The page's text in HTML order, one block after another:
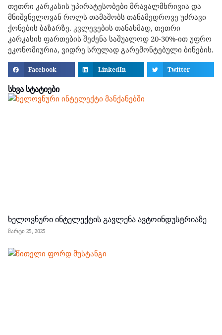
თეთრი კარკასის უპირატესობები მრავალმხრივია და
მნიშვნელოვან როლს თამაშობს თანამედროვე უძრავი
ქონების ბაზარზე. კვლევების თანახმად, თეთრი
კარკასის ფართების შეძენა საშუალოდ 20-30%-ით უფრო
ეკონომიურია, ვიდრე სრულად გარემონტებული ბინების.
Facebook LinkedIn Twitter
სხვა სტატიები
ხელოვნური ინტელექტის გავლენა ავტოინდუსტრიაზე
მარტი 25, 2025